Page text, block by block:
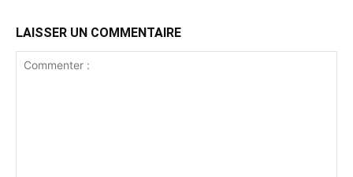
LAISSER UN COMMENTAIRE